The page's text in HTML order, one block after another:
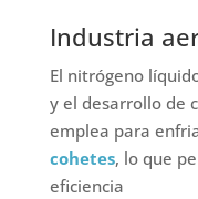
Industria
El nitrógeno
y el desarrollo de
emplea para
cohetes, lo que
eficiencia